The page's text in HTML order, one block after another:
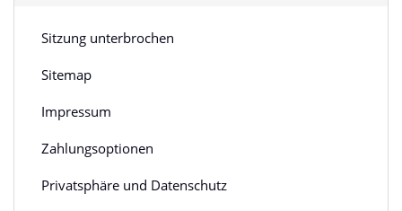
Sitzung unterbrochen
Sitemap
Impressum
Zahlungsoptionen
Privatsphäre und Datenschutz